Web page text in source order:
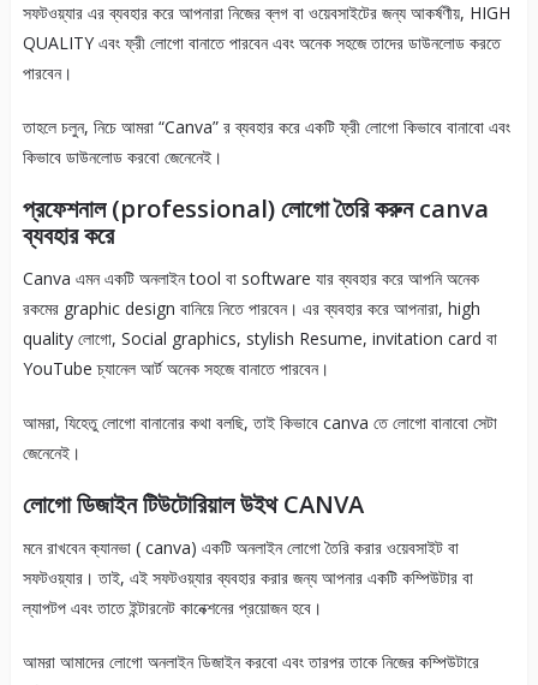
সফটওয়্যার এর ব্যবহার করে আপনারা নিজের ব্লগ বা ওয়েবসাইটের জন্য আকর্ষণীয়, HIGH
QUALITY এবং ফ্রী লোগো বানাতে পারবেন এবং অনেক সহজে তাদের ডাউনলোড করতে
পারবেন।
তাহলে চলুন, নিচে আমরা “Canva” র ব্যবহার করে একটি ফ্রী লোগো কিভাবে বানাবো এবং
কিভাবে ডাউনলোড করবো জেনেনেই।
প্রফেশনাল (professional) লোগো তৈরি করুন canva
ব্যবহার করে
Canva এমন একটি অনলাইন tool বা software যার ব্যবহার করে আপনি অনেক
রকমের graphic design বানিয়ে নিতে পারবেন। এর ব্যবহার করে আপনারা, high
quality লোগো, Social graphics, stylish Resume, invitation card বা
YouTube চ্যানেল আর্ট অনেক সহজে বানাতে পারবেন।
আমরা, যিহেতু লোগো বানানোর কথা বলছি, তাই কিভাবে canva তে লোগো বানাবো সেটা
জেনেনেই।
লোগো ডিজাইন টিউটোরিয়াল উইথ CANVA
মনে রাখবেন ক্যানভা ( canva) একটি অনলাইন লোগো তৈরি করার ওয়েবসাইট বা
সফটওয়্যার। তাই, এই সফটওয়্যার ব্যবহার করার জন্য আপনার একটি কম্পিউটার বা
ল্যাপটপ এবং তাতে ইন্টারনেট কানেক্শনের প্রয়োজন হবে।
আমরা আমাদের লোগো অনলাইন ডিজাইন করবো এবং তারপর তাকে নিজের কম্পিউটারে